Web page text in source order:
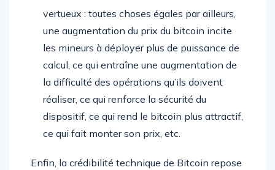
vertueux : toutes choses égales par ailleurs,
une augmentation du prix du bitcoin incite
les mineurs à déployer plus de puissance de
calcul, ce qui entraîne une augmentation de
la difficulté des opérations qu’ils doivent
réaliser, ce qui renforce la sécurité du
dispositif, ce qui rend le bitcoin plus attractif,
ce qui fait monter son prix, etc.
Enfin, la crédibilité technique de Bitcoin repose